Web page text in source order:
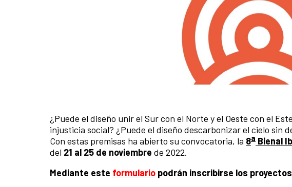
¿Puede el diseño unir el Sur con el Norte y el Oeste con el
injusticia social? ¿Puede el diseño descarbonizar el cielo sin
Con estas premisas ha abierto su convocatoria, la 8a Bienal
del 21 al 25 de noviembre de 2022.
Mediante este formulario podrán inscribirse los